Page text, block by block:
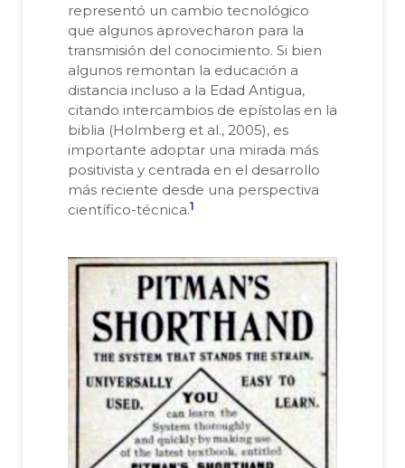
representó un cambio tecnológico
que algunos aprovecharon para la
transmisión del conocimiento. Si bien
algunos remontan la educación a
distancia incluso a la Edad Antigua,
citando intercambios de epístolas en la
biblia (Holmberg et al., 2005), es
importante adoptar una mirada más
positivista y centrada en el desarrollo
más reciente desde una perspectiva
científico-técnica.1